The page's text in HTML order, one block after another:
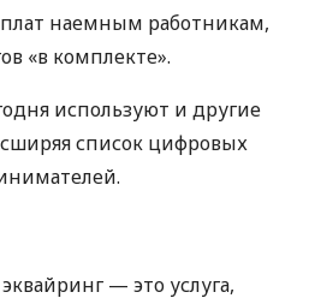
наемным работникам,
«в комплекте».
используют и другие
список цифровых
— это услуга,